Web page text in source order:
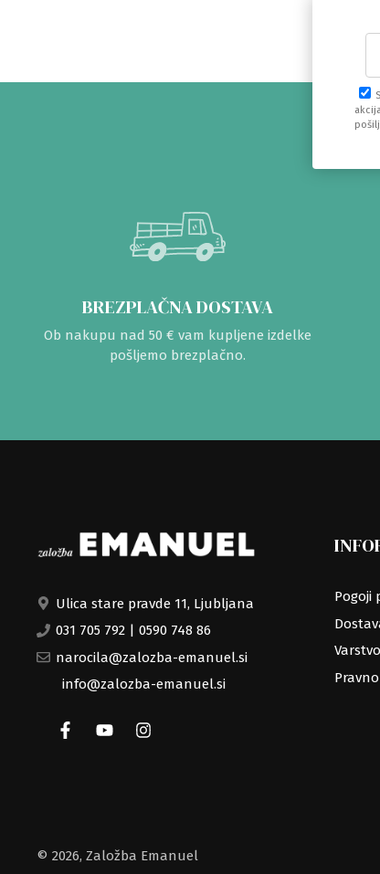
BREZPLAČNA DOSTAVA
Ob nakupu nad 50 € vam kupljene izdelke
pošljemo brezplačno.
Ulica stare pravde 11, Ljubljana
031 705 792
0590 748 86
narocila@zalozba-emanuel.si
info@zalozba-emanuel.si
Pogoji
© 2026, Založba Emanuel